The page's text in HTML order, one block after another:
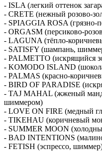
- ISLA (легкий оттенок
- CRETE (нежный розово-
- SPIAGGIA ROSA (грязно-
- ORGASM (персиково-
- LAGUNA (тёпло-
- SATISFY (шампань,
- PALMETTO (искрящийся
- KOMODO ISLAND
- PALMAS (красно-
- BIRD OF PARADISE
- TAJ MAHAL (жженый
шиммером)
- LOVE ON FIRE (медный
- TIKEHAU (коричневый
- SUMMER MOON
- BAD INTENTIONS
- FETISH (эспрессо,